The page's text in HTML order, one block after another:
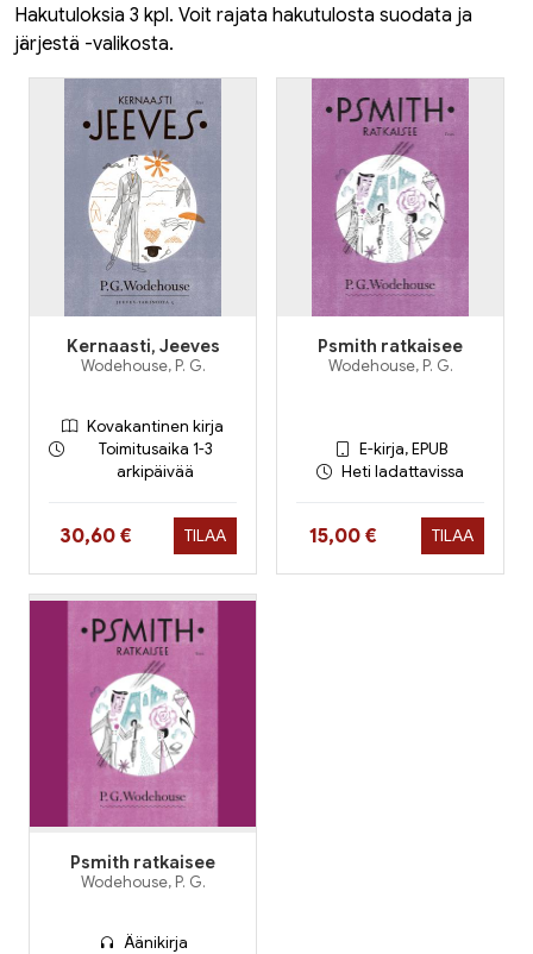
Hakutuloksia 3 kpl. Voit rajata hakutulosta suodata ja
järjestä -valikosta.
Kernaasti, Jeeves
Wodehouse, P. G.
Kovakantinen kirja
Toimitusaika 1-3
arkipäivää
Hinta nyt
30,60 € TILAA
Psmith ratkaisee
Wodehouse, P. G.
E-kirja, EPUB
Heti ladattavissa
Hinta nyt
15,00 € TILAA
Psmith ratkaisee
Wodehouse, P. G.
Äänikirja